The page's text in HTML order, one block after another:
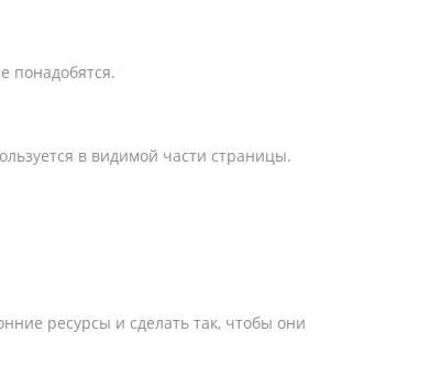
понадобятся.
в видимой части страницы.
ресурсы и сделать так, чтобы они